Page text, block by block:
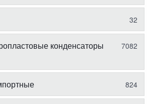
32
конденсаторы
7082
824